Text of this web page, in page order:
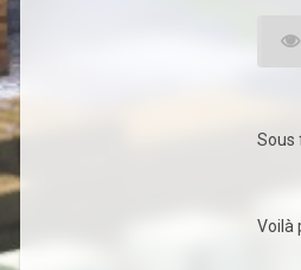
Sous
Voilà